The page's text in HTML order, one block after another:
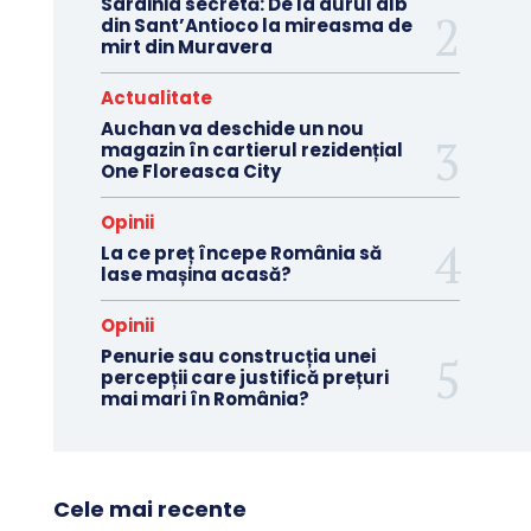
din Sant’Antioco la mireasma de
mirt din Muravera
Actualitate
Auchan va deschide un nou
magazin în cartierul rezidențial
One Floreasca City
Opinii
La ce preț începe România să
lase mașina acasă?
Opinii
Penurie sau construcția unei
percepții care justifică prețuri
mai mari în România?
Cele mai recente